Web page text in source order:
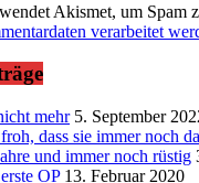
Akismet, um Spam
verarbeitet
mehr 5. September
dass sie immer noch
und immer noch rüstig
OP 13. Februar 2020